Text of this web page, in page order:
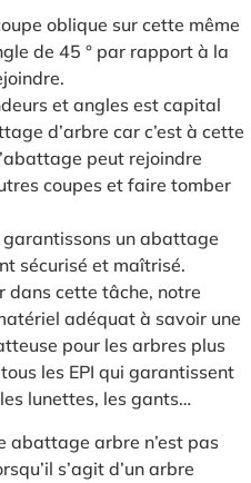
oblique sur cette même
de 45 ° par rapport à la
et angles est capital
d’arbre car c’est à cette
peut rejoindre
coupes et faire tomber
un abattage
sécurisé et maîtrisé.
dans cette tâche, notre
adéquat à savoir une
pour les arbres plus
les EPI qui garantissent
lunettes, les gants…
abattage arbre n’est pas
s’agit d’un arbre